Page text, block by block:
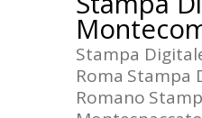
Stampa
Roma Stampa
Romano